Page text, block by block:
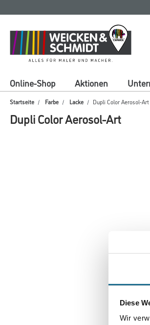
Diese
Wir
springen
springen
Online-Shop Aktionen
Startseite Farbe Lacke Dupli Color Aerosol-Art
Dupli Color Aerosol-Art